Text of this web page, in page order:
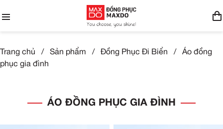
Trang chủ / Sản phẩm / Đồng Phục Đi Biển /
Áo đồng
phục gia đình
ÁO ĐỒNG PHỤC GIA ĐÌNH